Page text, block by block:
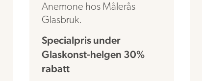
Anemone hos Målerås
Glasbruk.
Specialpris under
Glaskonst-helgen 30%
rabatt